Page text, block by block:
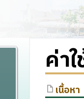
ค่า
เนื้อหา